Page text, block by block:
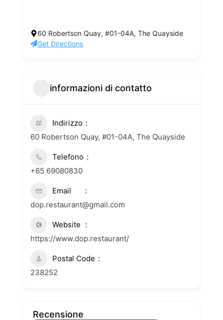
60 Robertson Quay, #01-04A, The Quayside
Get Directions
informazioni di contatto
Indirizzo
60 Robertson Quay, #01-04A, The Quayside
Telefono
+65 69080830
Email
dop.restaurant@gmail.com
Website
https://www.dop.restaurant/
Postal Code
238252
Recensione